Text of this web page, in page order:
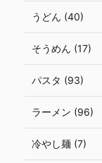
うどん (40)
そうめん (17)
パスタ (93)
ラーメン (96)
冷やし麺 (7)